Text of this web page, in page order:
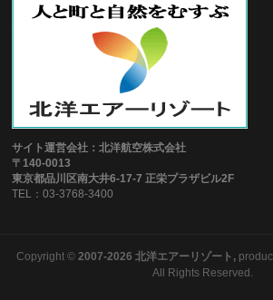
サイト運営会社：北洋航空株式会社
〒140-0013
東京都品川区南大井6-17-7 正栄プラザビル2F
TEL：03-3768-3400
Copyright © 2007-2026 北洋エアーリゾート,
All Rights Reserved.